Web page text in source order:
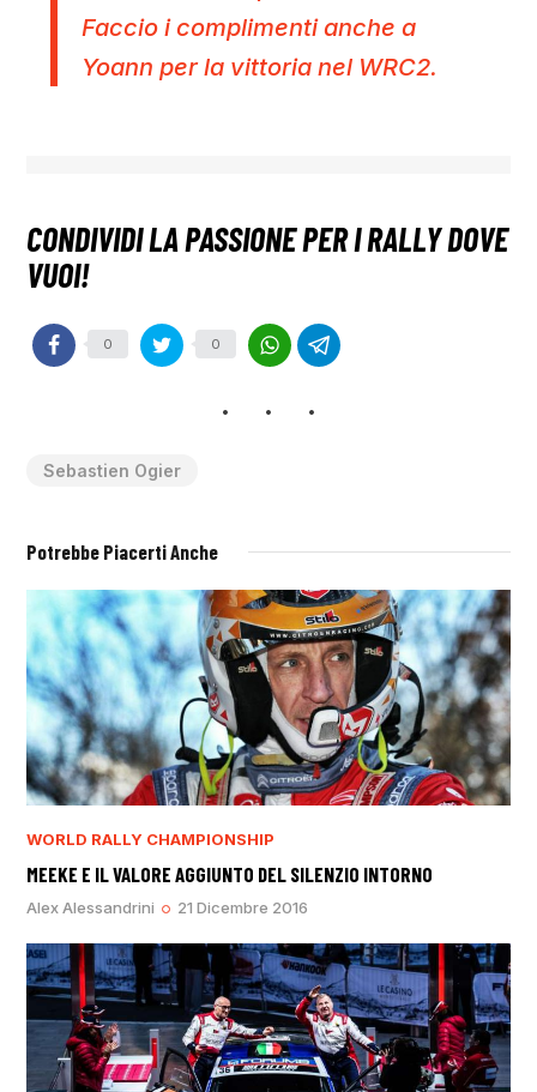
Faccio i complimenti anche a
Yoann per la vittoria nel WRC2.
0 0
Sebastien Ogier
Potrebbe Piacerti Anche
WORLD RALLY CHAMPIONSHIP
MEEKE E IL VALORE AGGIUNTO DEL SILENZIO INTORNO
Alex Alessandrini 21 Dicembre 2016